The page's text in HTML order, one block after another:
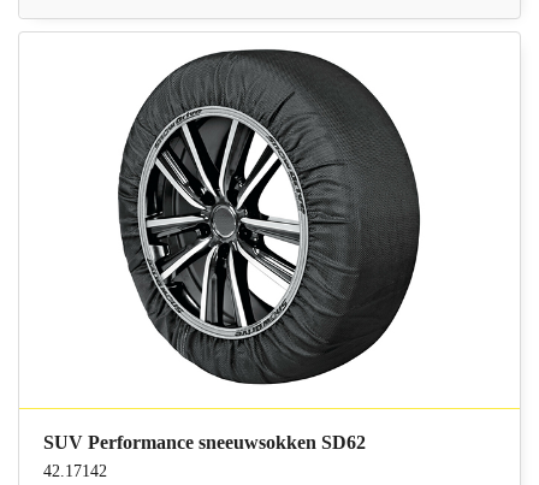
SUV Performance sneeuwsokken SD62
42.17142